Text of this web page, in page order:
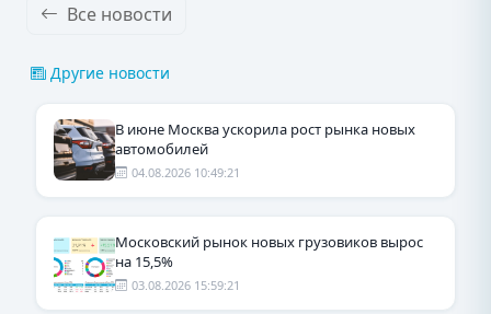
Все новости
Другие новости
В июне Москва ускорила рост рынка новых
автомобилей
04.08.2026 10:49:21
Московский рынок новых грузовиков вырос
на 15,5%
03.08.2026 15:59:21